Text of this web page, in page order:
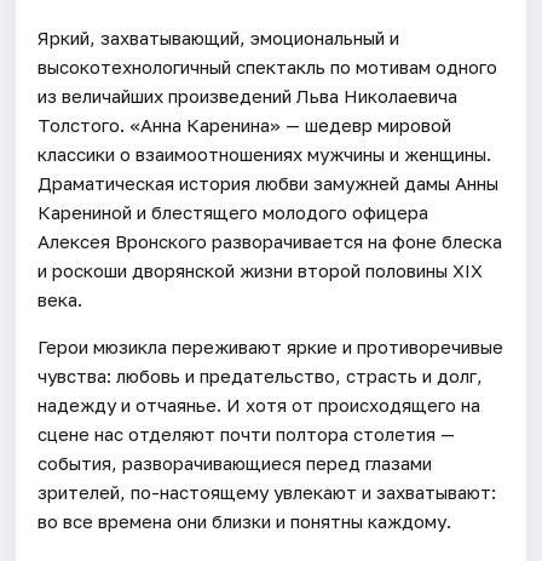
Яркий, захватывающий, эмоциональный и
высокотехнологичный спектакль по мотивам одного
из величайших произведений Льва Николаевича
Толстого. «Анна Каренина» — шедевр мировой
классики о взаимоотношениях мужчины и женщины.
Драматическая история любви замужней дамы Анны
Карениной и блестящего молодого офицера
Алексея Вронского разворачивается на фоне блеска
и роскоши дворянской жизни второй половины XIX
века.
Герои мюзикла переживают яркие и противоречивые
чувства: любовь и предательство, страсть и долг,
надежду и отчаянье. И хотя от происходящего на
сцене нас отделяют почти полтора столетия —
события, разворачивающиеся перед глазами
зрителей, по-настоящему увлекают и захватывают:
во все времена они близки и понятны каждому.